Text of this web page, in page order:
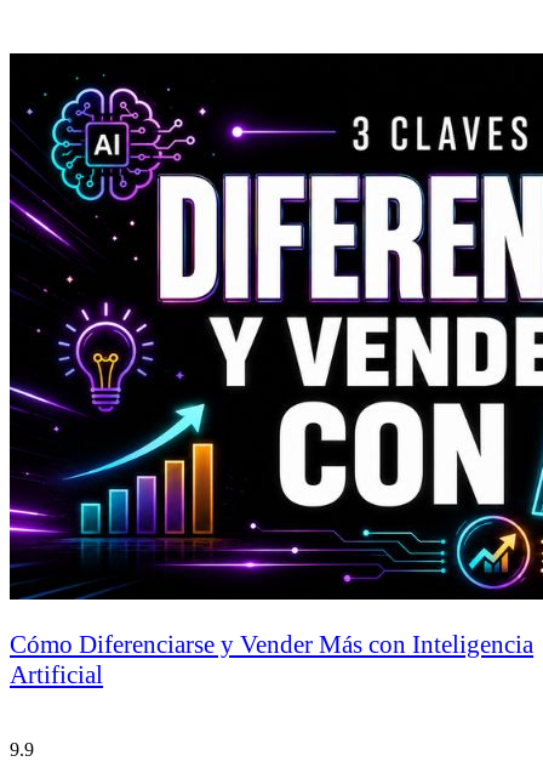
Cómo Diferenciarse y Vender Más con Inteligencia
Artificial
9.9